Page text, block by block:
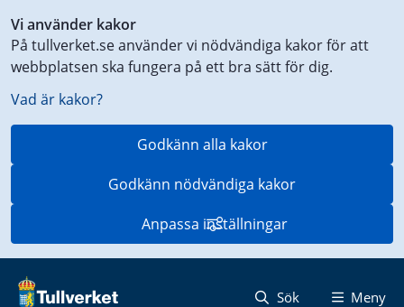
Vi använder kakor
På tullverket.se använder vi nödvändiga kakor för att
webbplatsen ska fungera på ett bra sätt för dig.
Vad är kakor?
Godkänn alla kakor
Godkänn nödvändiga kakor
Anpassa inställningar
till
innehåll
på
aktuell
Sök Meny